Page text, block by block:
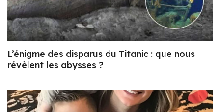
L’énigme des disparus du Titanic : que nous
révèlent les abysses ?